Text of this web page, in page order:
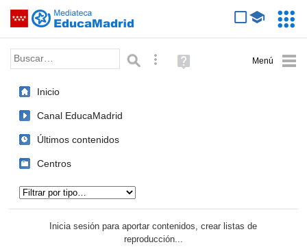
Saltar navegación
Palabra o frase: Búsqueda avanzada
Ayuda
(en
Inicio
Canal EducaMadrid
Últimos contenidos
Centros
Inicia sesión para aportar contenidos, crear listas de
reproducción...